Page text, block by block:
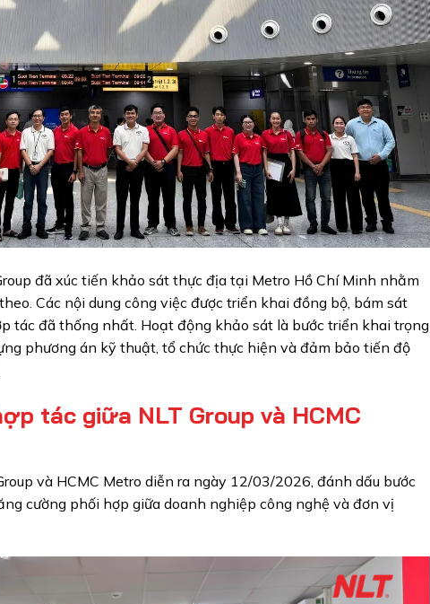
đã xúc tiến khảo sát thực địa tại Metro Hồ Chí Minh nhằm
Các nội dung công việc được triển khai đồng bộ, bám sát
tác đã thống nhất. Hoạt động khảo sát là bước triển khai trọng
phương án kỹ thuật, tổ chức thực hiện và đảm bảo tiến độ
tác giữa NLT Group và HCMC
và HCMC Metro diễn ra ngày 12/03/2026, đánh dấu bước
cường phối hợp giữa doanh nghiệp công nghệ và đơn vị